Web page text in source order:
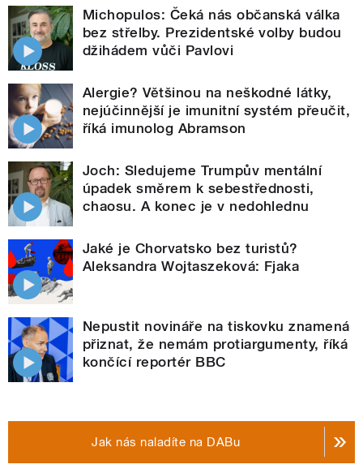
Michopulos: Čeká nás občanská válka
bez střelby. Prezidentské volby budou
džihádem vůči Pavlovi
Alergie? Většinou na neškodné látky,
nejúčinnější je imunitní systém přeučit,
říká imunolog Abramson
Joch: Sledujeme Trumpův mentální
úpadek směrem k sebestřednosti,
chaosu. A konec je v nedohlednu
Jaké je Chorvatsko bez turistů?
Aleksandra Wojtaszeková: Fjaka
Nepustit novináře na tiskovku znamená
přiznat, že nemám protiargumenty, říká
končící reportér BBC
Jak nás naladíte na DABu